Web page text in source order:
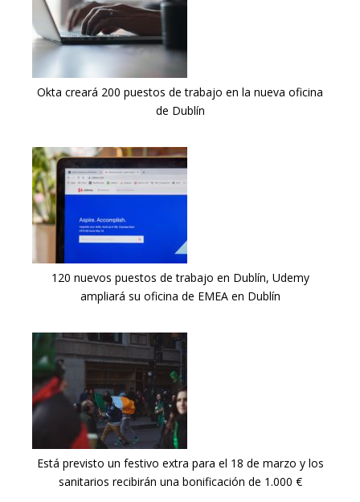
Okta creará 200 puestos de trabajo en la nueva oficina
de Dublín
120 nuevos puestos de trabajo en Dublín, Udemy
ampliará su oficina de EMEA en Dublín
Está previsto un festivo extra para el 18 de marzo y los
sanitarios recibirán una bonificación de 1.000 €